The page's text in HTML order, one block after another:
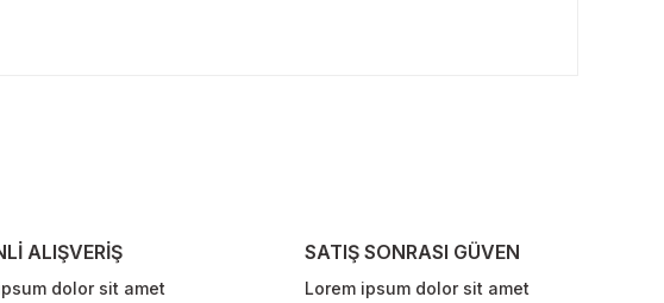
ALIŞVERİŞ
dolor sit amet
SATIŞ SONRASI GÜVEN
Lorem ipsum dolor sit amet